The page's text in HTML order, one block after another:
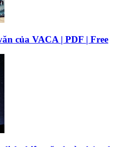
của VACA | PDF | Free